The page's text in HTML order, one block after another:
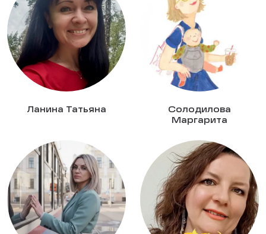
Ланина Татьяна
Солодилова
Маргарита